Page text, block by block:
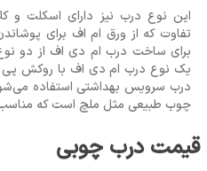
این نوع درب نیز دارای اسکلت و
تفاوت که از ورق ام اف برای
برای ساخت درب ام دی اف از دو
یک نوع درب ام دی اف با روکش
چوب طبیعی مثل ملچ است که
قیمت درب چوبی